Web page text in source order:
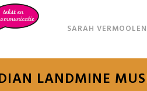
SARAH
LANDMINE